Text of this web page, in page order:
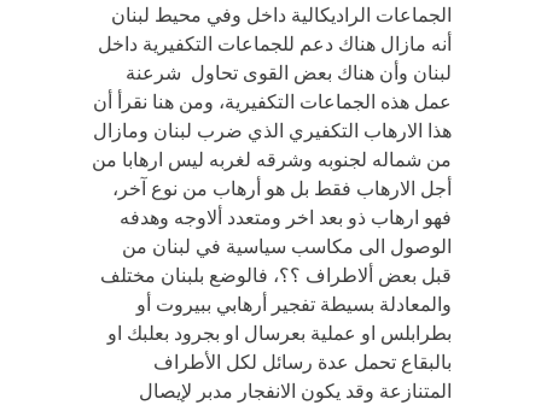
الجماعات الراديكالية داخل وفي محيط لبنان
أنه مازال هناك دعم للجماعات التكفيرية داخل
لبنان وأن هناك بعض القوى تحاول شرعنة
عمل هذه الجماعات التكفيرية، ومن هنا نقرأ أن
هذا الارهاب التكفيري الذي ضرب لبنان ومازال
من شماله لجنوبه وشرقه لغربه ليس ارهابا من
أجل الارهاب فقط بل هو أرهاب من نوع آخر،
فهو ارهاب ذو بعد اخر ومتعدد ألاوجه وهدفه
الوصول الى مكاسب سياسية في لبنان من
قبل بعض ألاطراف ؟؟، فالوضع بلبنان مختلف
والمعادلة بسيطة تفجير أرهابي ببيروت أو
بطرابلس او عملية بعرسال او بجرود بعلبك او
بالبقاع تحمل عدة رسائل لكل الأطراف
المتنازعة وقد يكون الانفجار مدبر لإيصال